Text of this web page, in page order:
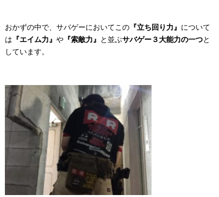
おかずの中で、サバゲーにおいてこの 『立ち回り力』 について
は 『エイム力』 や 『索敵力』 と並ぶサバゲー３大能力の一つと
しています。